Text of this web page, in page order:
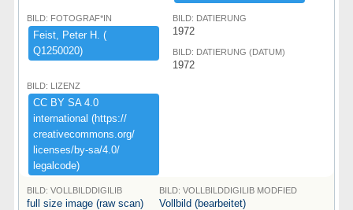
BILD: FOTOGRAF*IN
Feist,​ ​Peter ​H.​ ​(​
Q1250020)​
BILD: DATIERUNG
1972
BILD: DATIERUNG (DATUM)
1972
BILD: LIZENZ
CC ​BY ​SA ​4.​0 ​
international ​(​https:​/​/​
creativecommons.​org/​
licenses/​by-​sa/​4.​0/​
legalcode)​
BILD: VOLLBILDDIGILIB
full size image (raw scan)
BILD: VOLLBILDDIGILIB MODFIED
Vollbild (bearbeitet)